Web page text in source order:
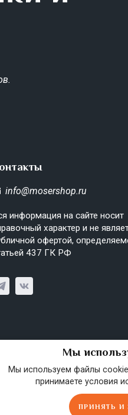
info@mosershop.ru
информация на сайте носит
характер и не
офертой,
437 ГК РФ
Мы
Мы используем файлы
принимаете условия
ПРИНЯТЬ И